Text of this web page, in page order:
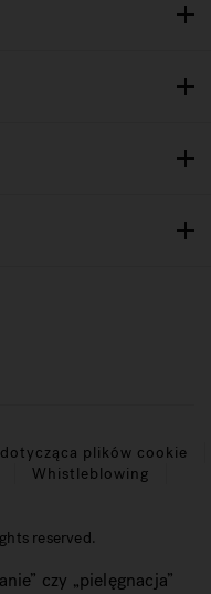
plików cookie
Whistleblowing
reserved.
czy „pielęgnacja”